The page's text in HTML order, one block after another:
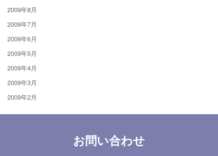
2009年8月
2009年7月
2009年6月
2009年5月
2009年4月
2009年3月
2009年2月
お問い合わせ